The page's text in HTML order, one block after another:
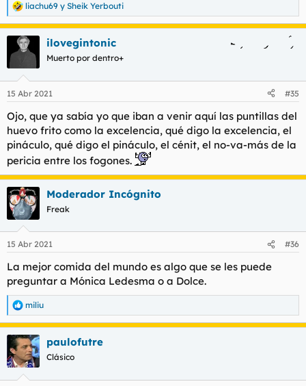
R
e
a
c
e
:
liachu69 y Sheik Yerbouti
ilovegintonic
Muerto por dentro+
15 Abr 2021 #35
Ojo, que ya sabía yo que iban a venir aquí las puntillas del
huevo frito como la excelencia, qué digo la excelencia, el
pináculo, qué digo el pináculo, el cénit, el no-va-más de la
pericia entre los fogones.
Moderador Incógnito
Freak
15 Abr 2021 #36
La mejor comida del mundo es algo que se les puede
preguntar a Mónica Ledesma o a Dolce.
R
e
a
c
c
i
miliu
paulofutre
Clásico